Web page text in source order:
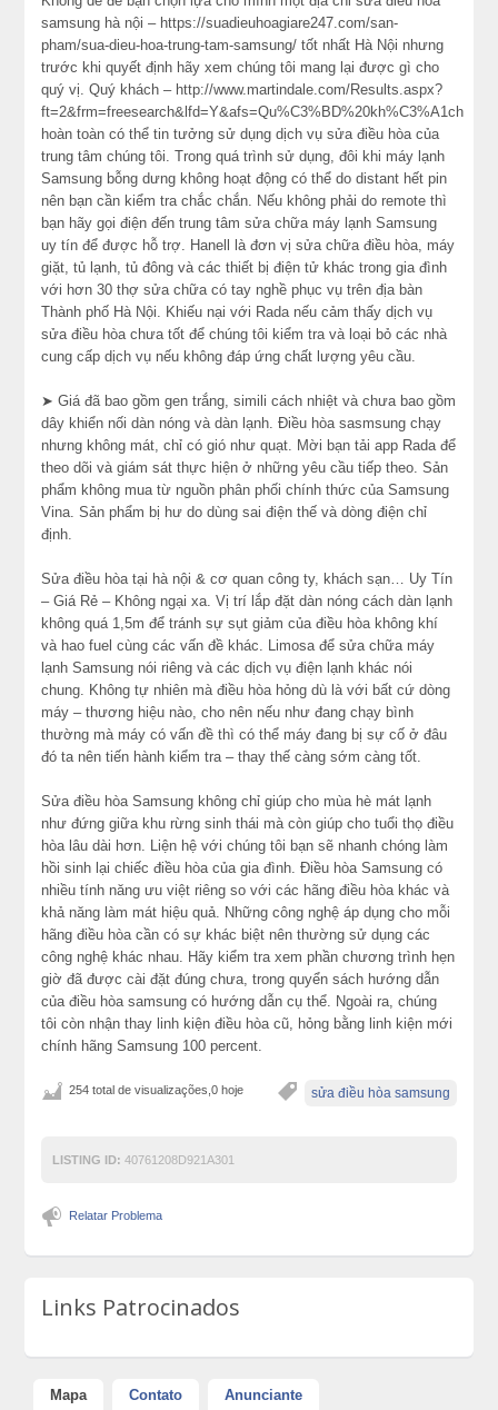
samsung hà nội – https://suadieuhoagiare247.com/san-
pham/sua-dieu-hoa-trung-tam-samsung/ tốt nhất Hà Nội nhưng
trước khi quyết định hãy xem chúng tôi mang lại được gì cho
quý vị. Quý khách – http://www.martindale.com/Results.aspx?
ft=2&frm=freesearch&lfd=Y&afs=Qu%C3%BD%20kh%C3%A1ch
hoàn toàn có thể tin tưởng sử dụng dịch vụ sửa điều hòa của
trung tâm chúng tôi. Trong quá trình sử dụng, đôi khi máy lạnh
Samsung bỗng dưng không hoạt động có thể do distant hết pin
nên bạn cần kiểm tra chắc chắn. Nếu không phải do remote thì
bạn hãy gọi điện đến trung tâm sửa chữa máy lạnh Samsung
uy tín để được hỗ trợ. Hanell là đơn vị sửa chữa điều hòa, máy
giặt, tủ lạnh, tủ đông và các thiết bị điện tử khác trong gia đình
với hơn 30 thợ sửa chữa có tay nghề phục vụ trên địa bàn
Thành phố Hà Nội. Khiếu nại với Rada nếu cảm thấy dịch vụ
sửa điều hòa chưa tốt để chúng tôi kiểm tra và loại bỏ các nhà
cung cấp dịch vụ nếu không đáp ứng chất lượng yêu cầu.
➤ Giá đã bao gồm gen trắng, simili cách nhiệt và chưa bao gồm
dây khiển nối dàn nóng và dàn lạnh. Điều hòa sasmsung chạy
nhưng không mát, chỉ có gió như quạt. Mời bạn tải app Rada để
theo dõi và giám sát thực hiện ở những yêu cầu tiếp theo. Sản
phẩm không mua từ nguồn phân phối chính thức của Samsung
Vina. Sản phẩm bị hư do dùng sai điện thế và dòng điện chỉ
định.
Sửa điều hòa tại hà nội & cơ quan công ty, khách sạn… Uy Tín
– Giá Rẻ – Không ngại xa. Vị trí lắp đặt dàn nóng cách dàn lạnh
không quá 1,5m để tránh sự sụt giảm của điều hòa không khí
và hao fuel cùng các vấn đề khác. Limosa để sửa chữa máy
lạnh Samsung nói riêng và các dịch vụ điện lạnh khác nói
chung. Không tự nhiên mà điều hòa hỏng dù là với bất cứ dòng
máy – thương hiệu nào, cho nên nếu như đang chạy bình
thường mà máy có vấn đề thì có thể máy đang bị sự cố ở đâu
đó ta nên tiến hành kiểm tra – thay thế càng sớm càng tốt.
Sửa điều hòa Samsung không chỉ giúp cho mùa hè mát lạnh
như đứng giữa khu rừng sinh thái mà còn giúp cho tuổi thọ điều
hòa lâu dài hơn. Liện hệ với chúng tôi bạn sẽ nhanh chóng làm
hồi sinh lại chiếc điều hòa của gia đình. Điều hòa Samsung có
nhiều tính năng ưu việt riêng so với các hãng điều hòa khác và
khả năng làm mát hiệu quả. Những công nghệ áp dụng cho mỗi
hãng điều hòa cần có sự khác biệt nên thường sử dụng các
công nghệ khác nhau. Hãy kiểm tra xem phần chương trình hẹn
giờ đã được cài đặt đúng chưa, trong quyển sách hướng dẫn
của điều hòa samsung có hướng dẫn cụ thể. Ngoài ra, chúng
tôi còn nhận thay linh kiện điều hòa cũ, hỏng bằng linh kiện mới
chính hãng Samsung 100 percent.
sửa điều hòa samsung
254 total de visualizações,0 hoje
LISTING ID: 40761208D921A301
Relatar Problema
Links Patrocinados
Mapa Contato Anunciante